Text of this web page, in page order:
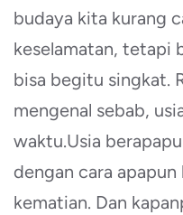
budaya kita kurang
keselamatan, tetapi
bisa begitu singkat.
mengenal sebab,
waktu.Usia
dengan cara
kematian. Dan